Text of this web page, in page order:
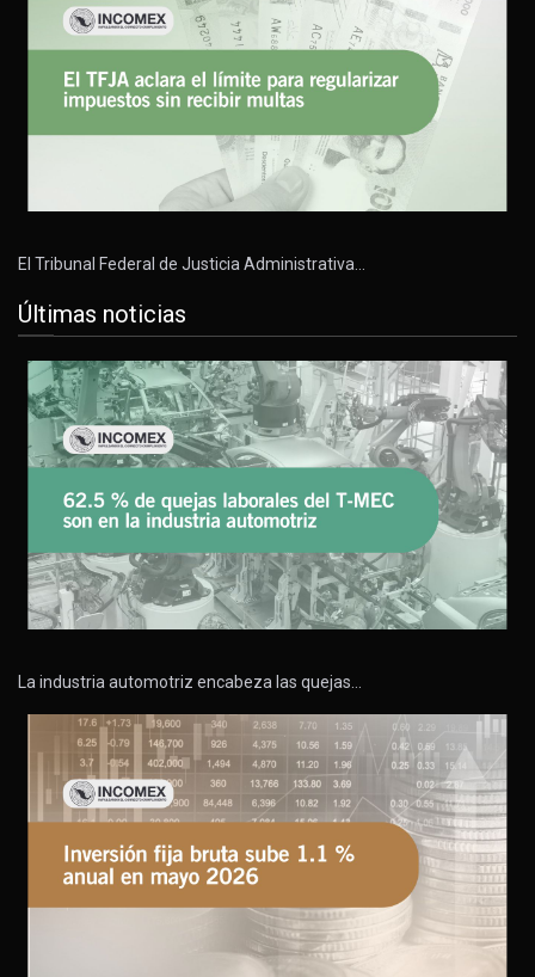
El Tribunal Federal de Justicia Administrativa…
Últimas noticias
La industria automotriz encabeza las quejas…